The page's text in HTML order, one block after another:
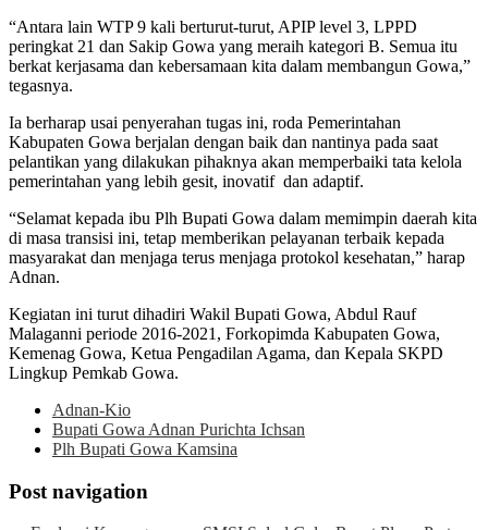
“Antara lain WTP 9 kali berturut-turut, APIP level 3, LPPD
peringkat 21 dan Sakip Gowa yang meraih kategori B. Semua itu
berkat kerjasama dan kebersamaan kita dalam membangun Gowa,”
tegasnya.
Ia berharap usai penyerahan tugas ini, roda Pemerintahan
Kabupaten Gowa berjalan dengan baik dan nantinya pada saat
pelantikan yang dilakukan pihaknya akan memperbaiki tata kelola
pemerintahan yang lebih gesit, inovatif dan adaptif.
“Selamat kepada ibu Plh Bupati Gowa dalam memimpin daerah kita
di masa transisi ini, tetap memberikan pelayanan terbaik kepada
masyarakat dan menjaga terus menjaga protokol kesehatan,” harap
Adnan.
Kegiatan ini turut dihadiri Wakil Bupati Gowa, Abdul Rauf
Malaganni periode 2016-2021, Forkopimda Kabupaten Gowa,
Kemenag Gowa, Ketua Pengadilan Agama, dan Kepala SKPD
Lingkup Pemkab Gowa.
Adnan-Kio
Bupati Gowa Adnan Purichta Ichsan
Plh Bupati Gowa Kamsina
Post navigation